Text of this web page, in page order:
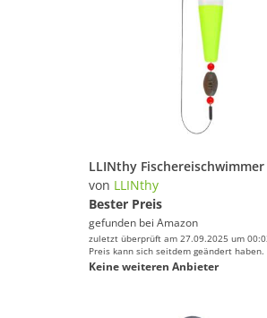
Handschuhe von LLINthy
Kletterausrüstung von
Wassersportausrüstung
Boards von LLINthy
Zelte von LLINthy
Wintersportausrüstung von
Gewichte von LLINthy
von LLINthy
Bester Preis
gefunden bei Amazon
zuletzt überprüft am 27.09.2025 um
Preis kann sich seitdem geändert haben.
Keine weiteren Anbieter